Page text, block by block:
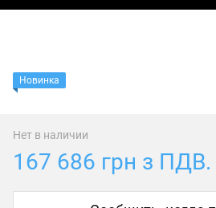
Новинка
Нет в наличии
167 686 грн з ПДВ.